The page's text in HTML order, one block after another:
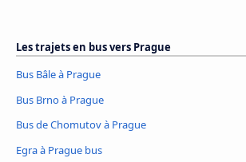
Les trajets en bus vers Prague
Bus Bâle à Prague
Bus Brno à Prague
Bus de Chomutov à Prague
Egra à Prague bus